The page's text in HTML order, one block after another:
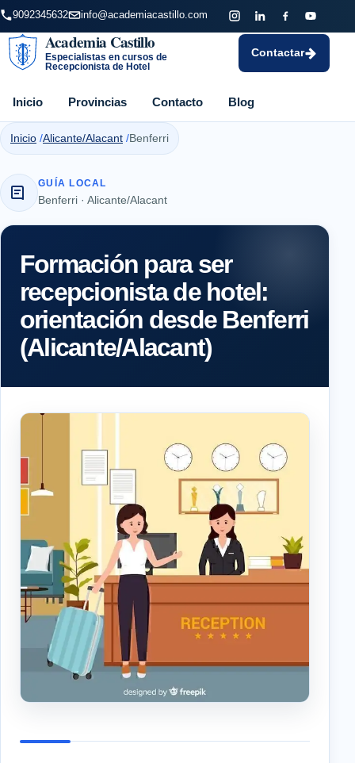
9092345632 info@academiacastillo.com
Academia Castillo
Especialistas en cursos de
Recepcionista de Hotel
Inicio Provincias Contacto Blog
Contactar
Inicio Alicante/Alacant Benferri
GUÍA LOCAL
Benferri · Alicante/Alacant
Formación para ser
recepcionista de hotel:
orientación desde Benferri
(Alicante/Alacant)